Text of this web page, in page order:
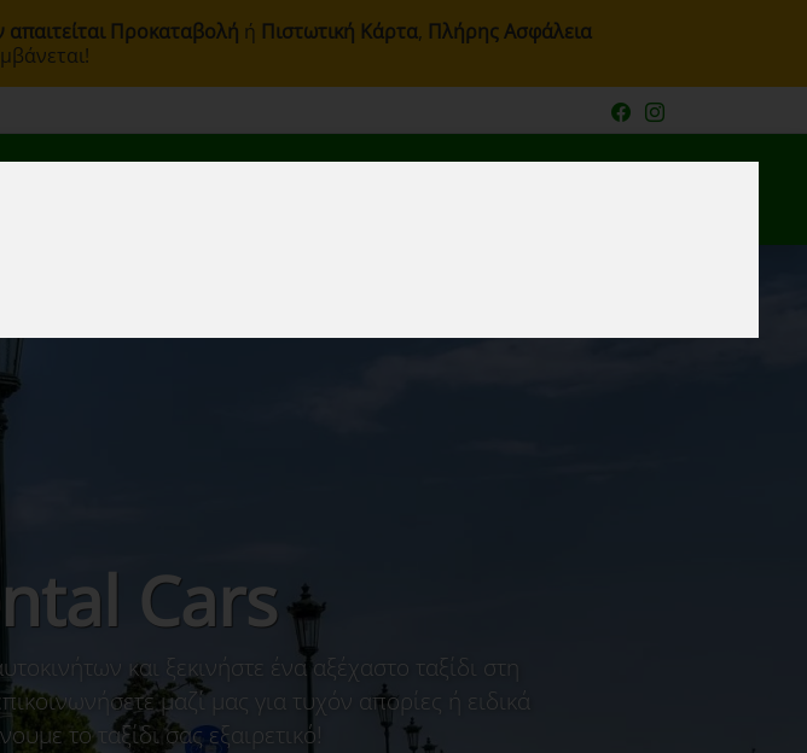
απαιτείται Προκαταβολή ή Πιστωτική Κάρτα, Πλήρης Ασφάλεια
Cars
και ξεκινήστε ένα αξέχαστο ταξίδι στη
μαζί μας για τυχόν απορίες ή ειδικά
το ταξίδι σας εξαιρετικό!